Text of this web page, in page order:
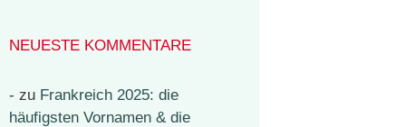
NEUESTE KOMMENTARE
- zu Frankreich 2025: die
häufigsten Vornamen & die